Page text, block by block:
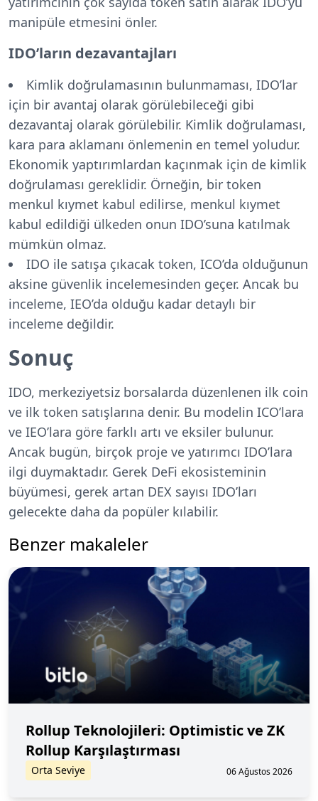
manipüle etmesini önler.
IDO’ların dezavantajları
Kimlik doğrulamasının bulunmaması, IDO’lar
için bir avantaj olarak görülebileceği gibi
dezavantaj olarak görülebilir. Kimlik doğrulaması,
kara para aklamanı önlemenin en temel yoludur.
Ekonomik yaptırımlardan kaçınmak için de kimlik
doğrulaması gereklidir. Örneğin, bir token
menkul kıymet kabul edilirse, menkul kıymet
kabul edildiği ülkeden onun IDO’suna katılmak
mümkün olmaz.
IDO ile satışa çıkacak token, ICO’da olduğunun
aksine güvenlik incelemesinden geçer. Ancak bu
inceleme, IEO’da olduğu kadar detaylı bir
inceleme değildir.
Sonuç
IDO, merkeziyetsiz borsalarda düzenlenen ilk coin
ve ilk token satışlarına denir. Bu modelin ICO’lara
ve IEO’lara göre farklı artı ve eksiler bulunur.
Ancak bugün, birçok proje ve yatırımcı IDO’lara
ilgi duymaktadır. Gerek DeFi ekosisteminin
büyümesi, gerek artan DEX sayısı IDO’ları
gelecekte daha da popüler kılabilir.
Benzer makaleler
Rollup Teknolojileri: Optimistic ve ZK
Rollup Karşılaştırması
Orta Seviye 06 Ağustos 2026